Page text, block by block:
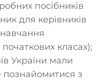
посібників
для керівників
класах);
України мали
з